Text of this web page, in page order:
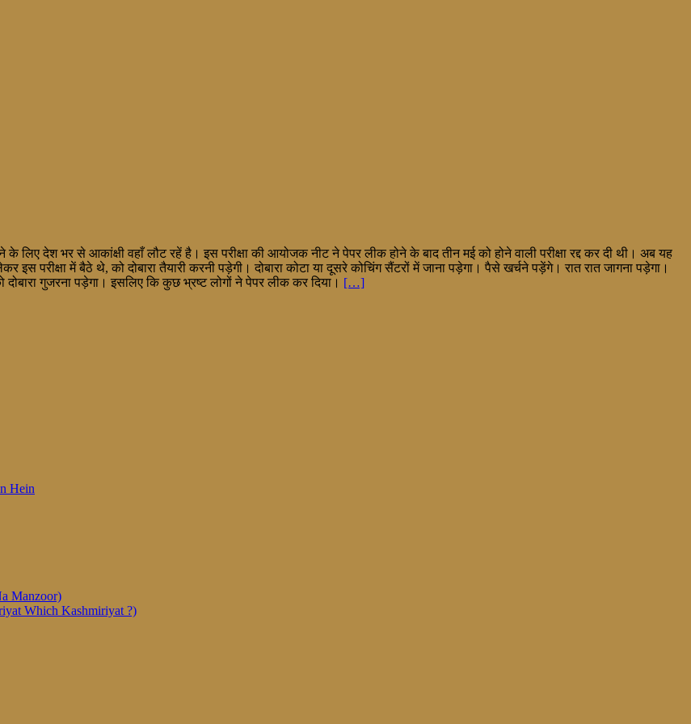
के लिए देश भर से आकांक्षी वहाँ लौट रहें है। इस परीक्षा की आयोजक नीट ने पेपर लीक होने के बाद तीन मई को होने वाली परीक्षा रद्द कर दी थी। अब यह
परीक्षा में बैठे थे, को दोबारा तैयारी करनी पड़ेगी। दोबारा कोटा या दूसरे कोचिंग सैंटरों में जाना पड़ेगा। पैसे खर्चने पड़ेंगे। रात रात जागना पड़ेगा।
गुजरना पड़ेगा। इसलिए कि कुछ भ्रष्ट लोगों ने पेपर लीक कर दिया। […]
Hein
Manzoor)
Which Kashmiriyat ?)